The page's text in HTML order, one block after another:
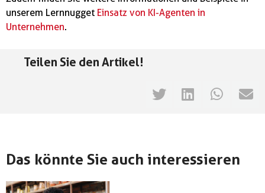
unserem Lernnugget Einsatz von KI-Agenten in
Unternehmen.
Teilen Sie den Artikel!
Das könnte Sie auch interessieren